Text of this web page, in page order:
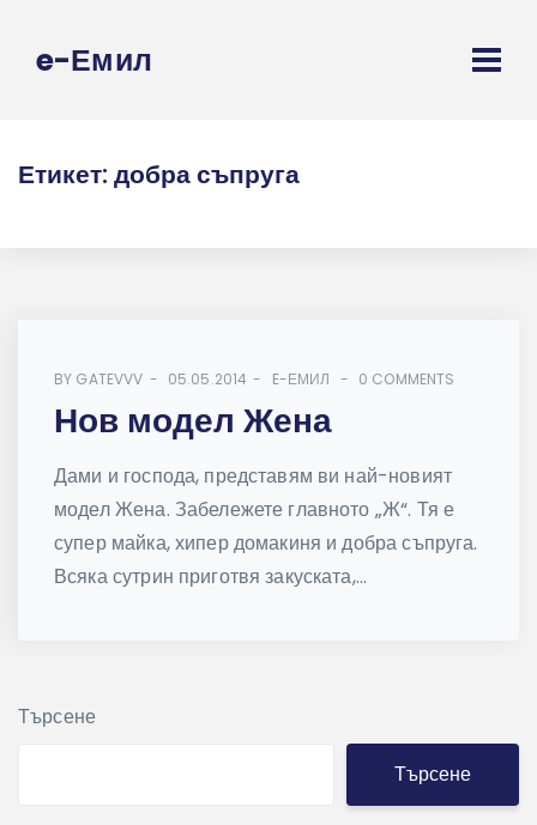
e-Емил
Етикет: добра съпруга
BY GATEVVV 05.05.2014 E-ЕМИЛ 0 COMMENTS
Нов модел Жена
Дами и господа, представям ви най-новият
модел Жена. Забележете главното „Ж“. Тя е
супер майка, хипер домакиня и добра съпруга.
Всяка сутрин приготвя закуската,...
Търсене
Търсене